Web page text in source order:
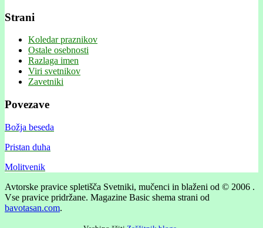
Strani
Koledar praznikov
Ostale osebnosti
Razlaga imen
Viri svetnikov
Zavetniki
Povezave
Božja beseda
Pristan duha
Molitvenik
Avtorske pravice spletišča Svetniki, mučenci in blaženi od © 2006 .
Vse pravice pridržane. Magazine Basic shema strani od
bavotasan.com.